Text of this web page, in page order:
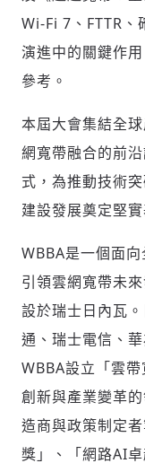
Wi-Fi 7、FTTR、
演進中的關鍵作
參考。
本屆大會集結全
網寬帶融合的前
式，為推動技術
建設發展奠定堅實
WBBA是一個面
引領雲網寬帶未
設於瑞士日內瓦
通、瑞士電信、
WBBA設立「雲
創新與產業變革
造商與政策制定
獎」、「網路AI